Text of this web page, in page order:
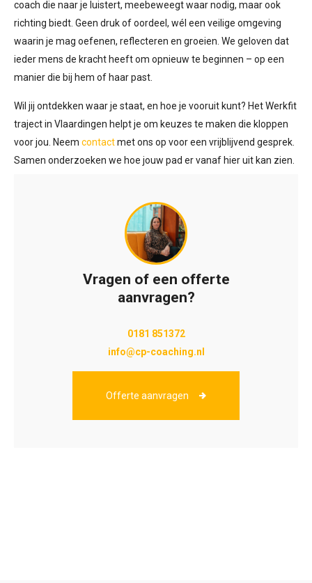
coach die naar je luistert, meebeweegt waar nodig, maar ook
richting biedt. Geen druk of oordeel, wél een veilige omgeving
waarin je mag oefenen, reflecteren en groeien. We geloven dat
ieder mens de kracht heeft om opnieuw te beginnen – op een
manier die bij hem of haar past.
Wil jij ontdekken waar je staat, en hoe je vooruit kunt? Het Werkfit
traject in Vlaardingen helpt je om keuzes te maken die kloppen
voor jou. Neem contactmet ons op voor een vrijblijvend gesprek.
Samen onderzoeken we hoe jouw pad er vanaf hier uit kan zien.
Vragen of een offerte
aanvragen?
0181 851372
info@cp-coaching.nl
Offerte aanvragen